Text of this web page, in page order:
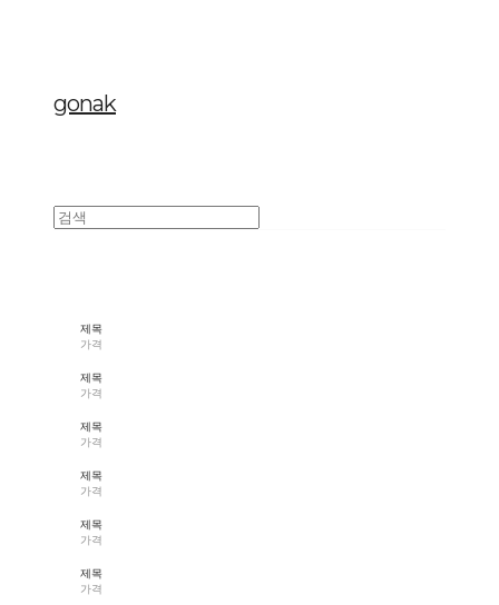
gonak
제목
가격
제목
가격
제목
가격
제목
가격
제목
가격
제목
가격